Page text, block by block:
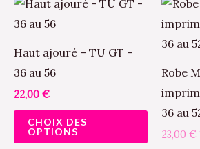
Haut ajouré – TU GT –
36 au 56
22,00 €
CHOIX DES
OPTIONS
produit
peuvent
Robe
36 au
23,00€